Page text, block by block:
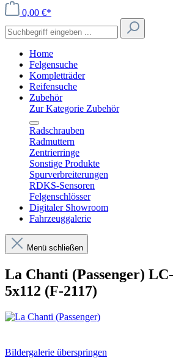
0,00 €*
Home
Felgensuche
Kompletträder
Reifensuche
Zubehör
Zur Kategorie Zubehör
Radschrauben
Radmuttern
Zentrierringe
Sonstige Produkte
Spurverbreiterungen
RDKS-Sensoren
Felgenschlösser
Digitaler Showroom
Fahrzeuggalerie
Menü schließen
La Chanti (Passenger)
5x112 (F-2117)
Bildergalerie überspringen